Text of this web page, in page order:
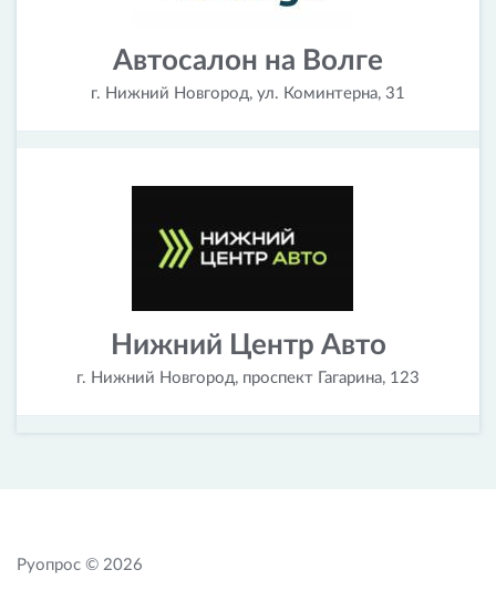
Автосалон на Волге
г. Нижний Новгород, ул. Коминтерна, 31
Нижний Центр Авто
г. Нижний Новгород, проспект Гагарина, 123
Руопрос © 2026